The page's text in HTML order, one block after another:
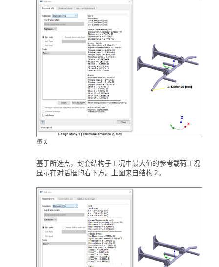
图9.
基于所选点，封套结构子工况中最大值的参考载荷工况
显示在对话框的右下方。上图来自结构 2。